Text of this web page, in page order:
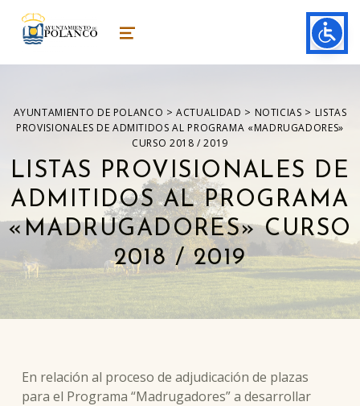
ayuntamiento de polanco
AYUNTAMIENTO DE POLANCO MENU
AYUNTAMIENTO DE POLANCO >ACTUALIDAD > NOTICIAS > LISTAS
PROVISIONALES DE ADMITIDOS AL PROGRAMA «MADRUGADORES»
CURSO 2018 / 2019
LISTAS PROVISIONALES DE
ADMITIDOS AL PROGRAMA
«MADRUGADORES» CURSO
2018 / 2019
En relación al proceso de adjudicación de plazas
para el Programa “Madrugadores” a desarrollar